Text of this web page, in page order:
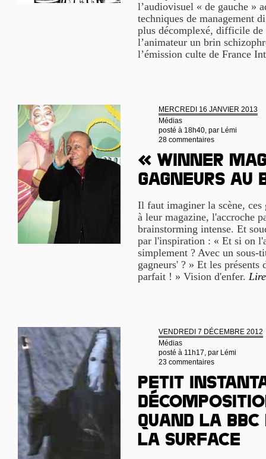
l’audiovisuel « de gauche »
techniques de management
plus décomplexé, difficile de
l’animateur un brin
l’émission culte de France
MERCREDI 16 JANVIER 2013
Médias
posté à 18h40, par Lémi
28 commentaires
« Winner
gagneurs au
Il faut imaginer la scène,
à leur magazine, l'accroche
brainstorming intense. Et
par l'inspiration : « Et si on
simplement ? Avec un sous-
gagneurs' ? » Et les
parfait ! » Vision d'enfer.
VENDREDI 7 DÉCEMBRE 2012
Médias
posté à 11h17, par Lémi
23 commentaires
Petit
quand la
la surface